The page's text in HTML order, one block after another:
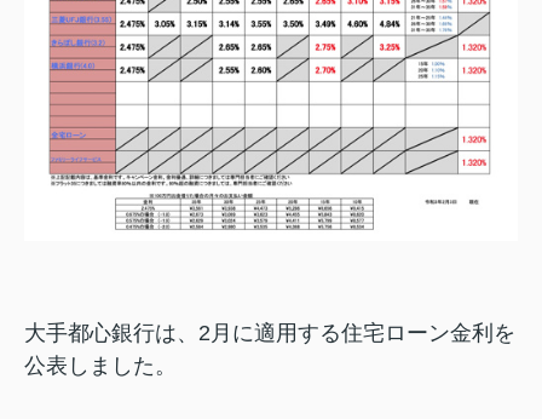
大手都心銀行は、2月に適用する住宅ローン金利を
公表しました。